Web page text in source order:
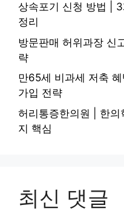
상속포기 신청 방법 |
정리
방문판매 허위과장 신
략
만65세 비과세 저축
가입 전략
허리통증한의원 | 한
지 핵심
최신 댓글